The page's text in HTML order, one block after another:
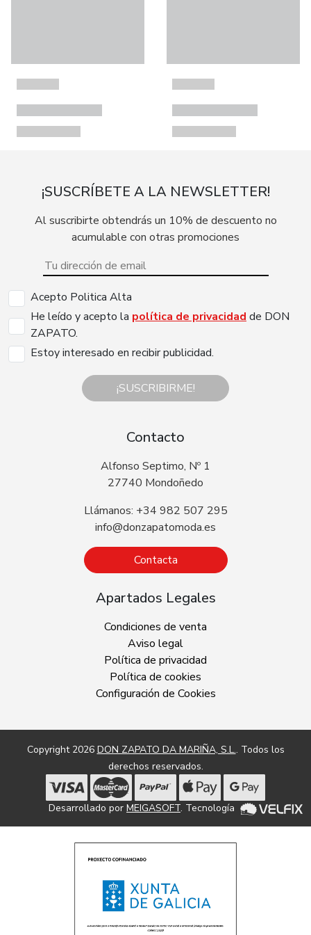
¡SUSCRÍBETE A LA NEWSLETTER!
Al suscribirte obtendrás un 10% de descuento no
acumulable con otras promociones
Acepto Politica Alta
He leído y acepto la política de privacidad de DON
ZAPATO.
Estoy interesado en recibir publicidad.
¡SUSCRIBIRME!
Contacto
Alfonso Septimo, Nº 1
27740 Mondoñedo
Llámanos: +34 982 507 295
info@donzapatomoda.es
Contacta
Apartados Legales
Condiciones de venta
Aviso legal
Política de privacidad
Política de cookies
Configuración de Cookies
Copyright 2026 DON ZAPATO DA MARIÑA, S.L.. Todos los
derechos reservados.
Desarrollado por MEIGASOFT. Tecnología